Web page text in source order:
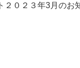
２０２３年3月の